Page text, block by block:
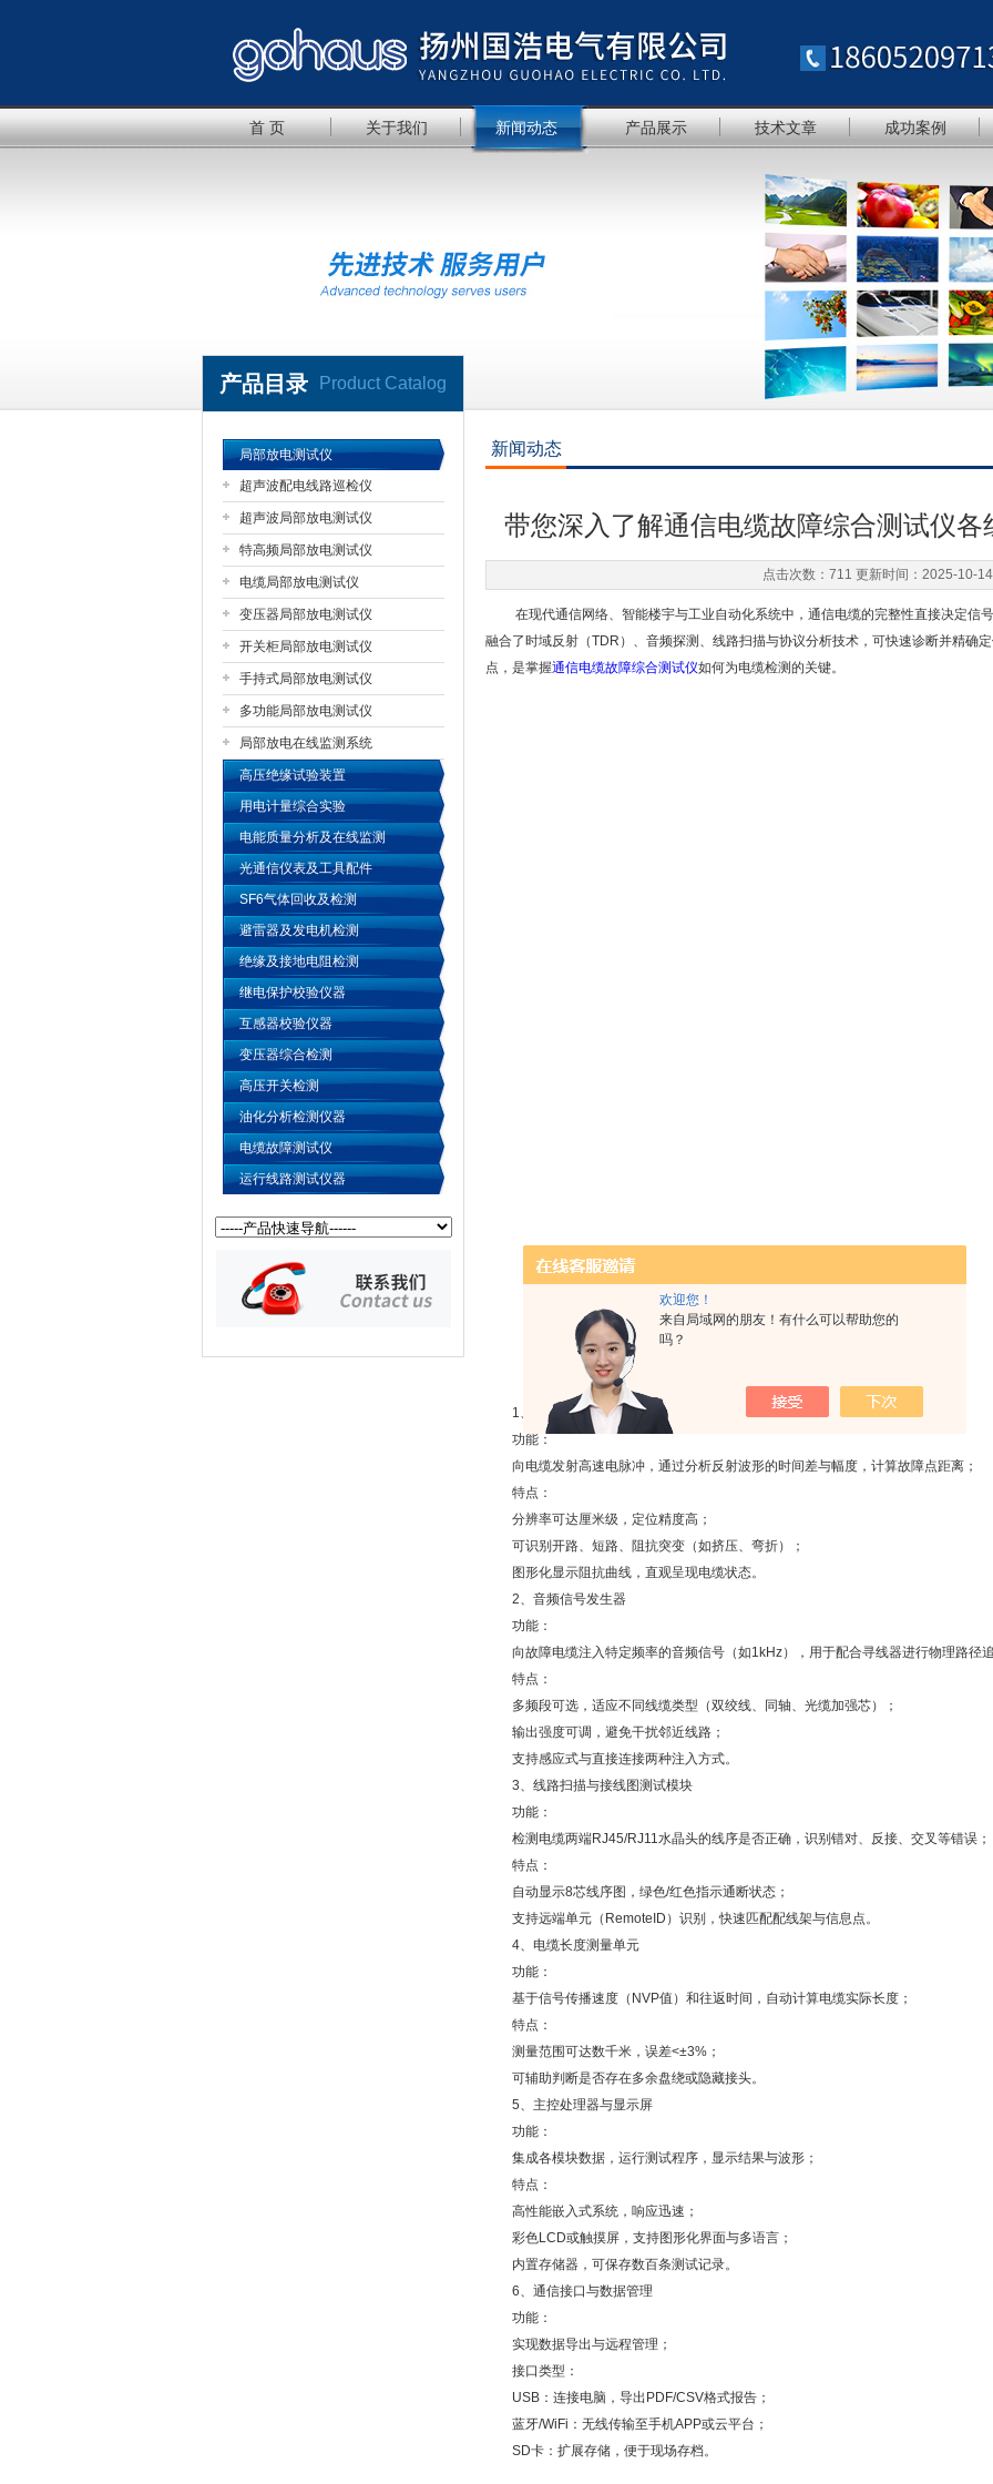
欢迎您！
来自局域网的朋友！有什么可以帮助您的
吗？
扬州国浩电气有限公司
首 页 关于我们 新闻动态 产品展示 技术文章 成功案例
产品目录 Product Catalog
局部放电测试仪
超声波配电线路巡检仪
超声波局部放电测试仪
特高频局部放电测试仪
电缆局部放电测试仪
变压器局部放电测试仪
开关柜局部放电测试仪
手持式局部放电测试仪
多功能局部放电测试仪
局部放电在线监测系统
高压绝缘试验装置
用电计量综合实验
电能质量分析及在线监测
光通信仪表及工具配件
SF6气体回收及检测
避雷器及发电机检测
绝缘及接地电阻检测
继电保护校验仪器
互感器校验仪器
变压器综合检测
高压开关检测
油化分析检测仪器
电缆故障测试仪
运行线路测试仪器
新闻动态
带您深入了解通信电缆故障综合测试仪
点击次数：711 更新时间：2025-10-14
在现代通信网络、智能楼宇与工业自动化系统中，通信电缆的完整性直接决定信
融合了时域反射（TDR）、音频探测、线路扫描与协议分析技术，可快速诊断并精确
点，是掌握通信电缆故障综合测试仪如何为电缆检测的关键。
1、时域反射（TDR）模块
功能：
向电缆发射高速电脉冲，通过分析反射波形的时间差与幅度，计算故障点距离；
特点：
分辨率可达厘米级，定位精度高；
可识别开路、短路、阻抗突变（如挤压、弯折）；
图形化显示阻抗曲线，直观呈现电缆状态。
2、音频信号发生器
功能：
向故障电缆注入特定频率的音频信号（如1kHz），用于配合寻线器进行物理路径
特点：
多频段可选，适应不同线缆类型（双绞线、同轴、光缆加强芯）；
输出强度可调，避免干扰邻近线路；
支持感应式与直接连接两种注入方式。
3、线路扫描与接线图测试模块
功能：
检测电缆两端RJ45/RJ11水晶头的线序是否正确，识别错对、反接、交叉等错误；
特点：
自动显示8芯线序图，绿色/红色指示通断状态；
支持远端单元（RemoteID）识别，快速匹配配线架与信息点。
4、电缆长度测量单元
功能：
基于信号传播速度（NVP值）和往返时间，自动计算电缆实际长度；
特点：
测量范围可达数千米，误差<±3%；
可辅助判断是否存在多余盘绕或隐藏接头。
5、主控处理器与显示屏
功能：
集成各模块数据，运行测试程序，显示结果与波形；
特点：
高性能嵌入式系统，响应迅速；
彩色LCD或触摸屏，支持图形化界面与多语言；
内置存储器，可保存数百条测试记录。
6、通信接口与数据管理
功能：
实现数据导出与远程管理；
接口类型：
USB：连接电脑，导出PDF/CSV格式报告；
蓝牙/WiFi：无线传输至手机APP或云平台；
SD卡：扩展存储，便于现场存档。